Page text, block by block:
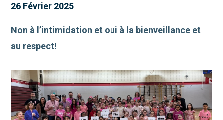
26 Février 2025
Non à l’intimidation et oui à la bienveillance et
au respect!